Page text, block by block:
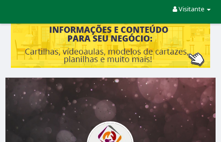
Visitante